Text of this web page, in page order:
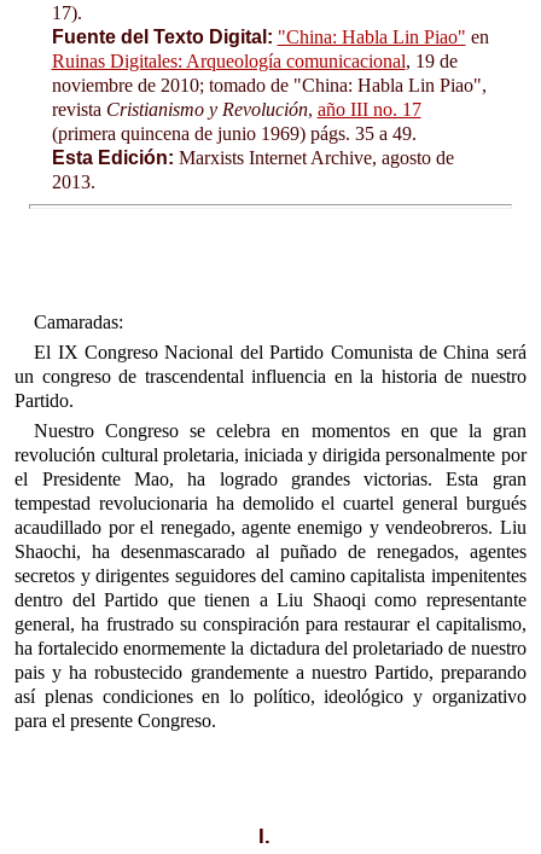
17).
Fuente del Texto Digital: "China: Habla Lin Piao" en
Ruinas Digitales: Arqueología comunicacional, 19 de
noviembre de 2010; tomado de "China: Habla Lin Piao",
revista Cristianismo y Revolución, año III no. 17
(primera quincena de junio 1969) págs. 35 a 49.
Esta Edición: Marxists Internet Archive, agosto de
2013.
Camaradas:
El IX Congreso Nacional del Partido Comunista de China será
un congreso de trascendental influencia en la historia de nuestro
Partido.
Nuestro Congreso se celebra en momentos en que la gran
revolución cultural proletaria, iniciada y dirigida personalmente por
el Presidente Mao, ha logrado grandes victorias. Esta gran
tempestad revolucionaria ha demolido el cuartel general burgués
acaudillado por el renegado, agente enemigo y vendeobreros. Liu
Shaochi, ha desenmascarado al puñado de renegados, agentes
secretos y dirigentes seguidores del camino capitalista impenitentes
dentro del Partido que tienen a Liu Shaoqi como representante
general, ha frustrado su conspiración para restaurar el capitalismo,
ha fortalecido enormemente la dictadura del proletariado de nuestro
pais y ha robustecido grandemente a nuestro Partido, preparando
así plenas condiciones en lo político, ideológico y organizativo
para el presente Congreso.
I.